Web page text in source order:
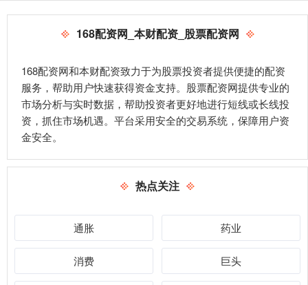
168配资网_本财配资_股票配资网
168配资网和本财配资致力于为股票投资者提供便捷的配资
服务，帮助用户快速获得资金支持。股票配资网提供专业的
市场分析与实时数据，帮助投资者更好地进行短线或长线投
资，抓住市场机遇。平台采用安全的交易系统，保障用户资
金安全。
热点关注
通胀 药业
消费 巨头